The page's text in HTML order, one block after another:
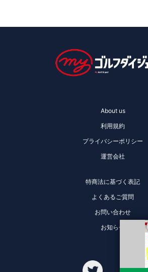
About us
利用規約
プライバシーポリシー
運営会社
特商法に基づく表記
よくあるご質問
お問い合わせ
お知らせ